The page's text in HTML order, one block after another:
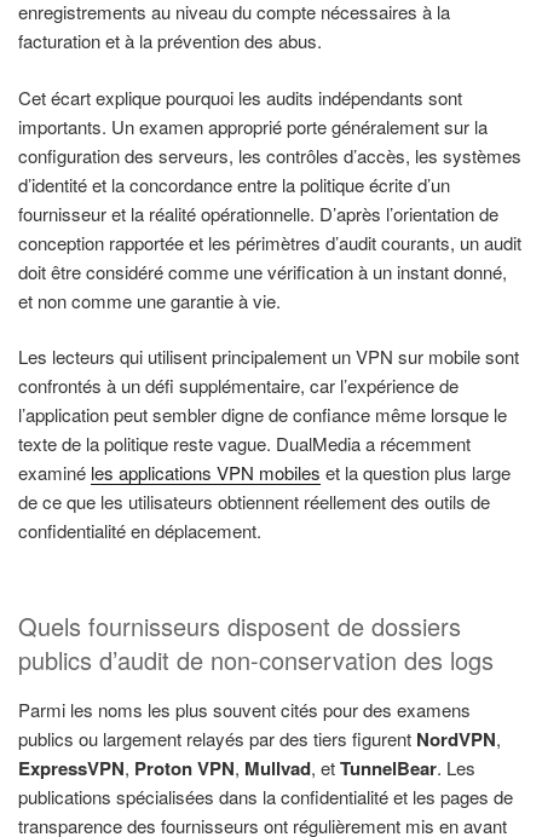
enregistrements au niveau du compte nécessaires à la
facturation et à la prévention des abus.
Cet écart explique pourquoi les audits indépendants sont
importants. Un examen approprié porte généralement sur la
configuration des serveurs, les contrôles d’accès, les systèmes
d’identité et la concordance entre la politique écrite d’un
fournisseur et la réalité opérationnelle. D’après l’orientation de
conception rapportée et les périmètres d’audit courants, un audit
doit être considéré comme une vérification à un instant donné,
et non comme une garantie à vie.
Les lecteurs qui utilisent principalement un VPN sur mobile sont
confrontés à un défi supplémentaire, car l’expérience de
l’application peut sembler digne de confiance même lorsque le
texte de la politique reste vague. DualMedia a récemment
examiné les applications VPN mobiles et la question plus large
de ce que les utilisateurs obtiennent réellement des outils de
confidentialité en déplacement.
Quels fournisseurs disposent de dossiers
publics d’audit de non-conservation des logs
Parmi les noms les plus souvent cités pour des examens
publics ou largement relayés par des tiers figurent NordVPN,
ExpressVPN, Proton VPN, Mullvad, etTunnelBear. Les
publications spécialisées dans la confidentialité et les pages de
transparence des fournisseurs ont régulièrement mis en avant